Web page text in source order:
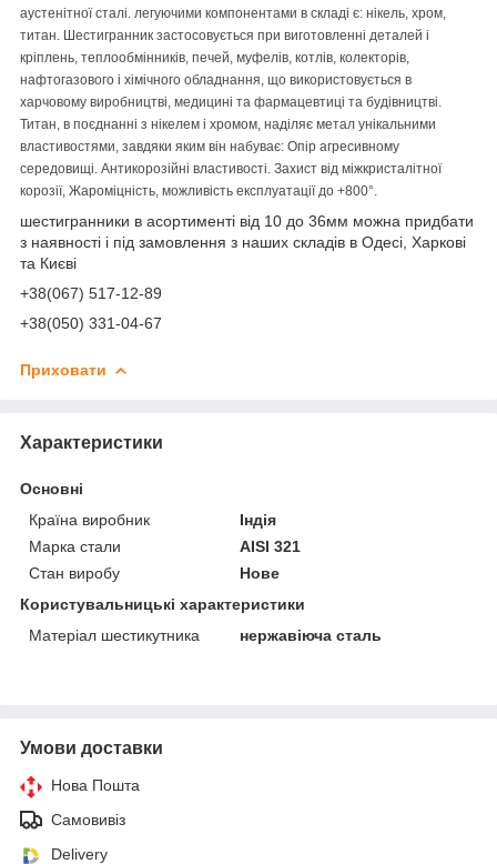
аустенітної сталі. легуючими компонентами в складі є: нікель, хром,
титан. Шестигранник застосовується при виготовленні деталей і
кріплень, теплообмінників, печей, муфелів, котлів, колекторів,
нафтогазового і хімічного обладнання, що використовується в
харчовому виробництві, медицині та фармацевтиці та будівництві.
Титан, в поєднанні з нікелем і хромом, наділяє метал унікальними
властивостями, завдяки яким він набуває: Опір агресивному
середовищі. Антикорозійні властивості. Захист від міжкристалітної
корозії, Жароміцність, можливість експлуатації до +800°.
шестигранники в асортименті від 10 до 36мм можна придбати
з наявності і під замовлення з наших складів в Одесі, Харкові
та Києві
+38(067) 517-12-89
+38(050) 331-04-67
Приховати
Характеристики
Основні
Країна виробник
Індія
Марка стали
AISI 321
Стан виробу
Нове
Користувальницькі характеристики
Матеріал шестикутника
нержавіюча сталь
Умови доставки
Нова Пошта
Самовивіз
Delivery